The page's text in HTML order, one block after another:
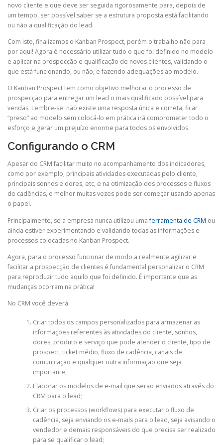
novo cliente e que deve ser seguida rigorosamente para, depois de
um tempo, ser possível saber se a estrutura proposta está facilitando
ou não a qualificação do lead.
Com isto, finalizamos o Kanban Prospect, porém o trabalho não para
por aqui! Agora é necessário utilizar tudo o que foi definido no modelo
e aplicar na prospecção e qualificação de novos clientes, validando o
que está funcionando, ou não, e fazendo adequações ao modelo.
O Kanban Prospect tem como objetivo melhorar o processo de
prospecção para entregar um lead o mais qualificado possível para
vendas. Lembre-se: não existe uma resposta única e correta, ficar
“preso” ao modelo sem colocá-lo em prática irá comprometer todo o
esforço e gerar um prejuízo enorme para todos os envolvidos.
Configurando o CRM
Apesar do CRM facilitar muito no acompanhamento dos indicadores,
como por exemplo, principais atividades executadas pelo cliente,
principais sonhos e dores, etc, e na otimização dos processos e fluxos
de cadências, o melhor muitas vezes pode ser começar usando apenas
o papel.
Principalmente, se a empresa nunca utilizou umaferramenta de CRM ou
ainda estiver experimentando e validando todas as informações e
processos colocadas no Kanban Prospect.
Agora, para o processo funcionar de modo a realmente agilizar e
facilitar a prospecção de clientes é fundamental personalizar o CRM
para reproduzir tudo aquilo que foi definido. É importante que as
mudanças ocorram na prática!
No CRM você deverá:
Criar todos os campos personalizados para armazenar as
informações referentes às atividades do cliente, sonhos,
dores, produto e serviço que pode atender o cliente, tipo de
prospect, ticket médio, fluxo de cadência, canais de
comunicação e qualquer outra informação que seja
importante;
Elaborar os modelos de e-mail que serão enviados através do
CRM para o lead;
Criar os processos (workflows) para executar o fluxo de
cadência, seja enviando os e-mails para o lead, seja avisando o
vendedor e demais responsáveis do que precisa ser realizado
para se qualificar o lead;